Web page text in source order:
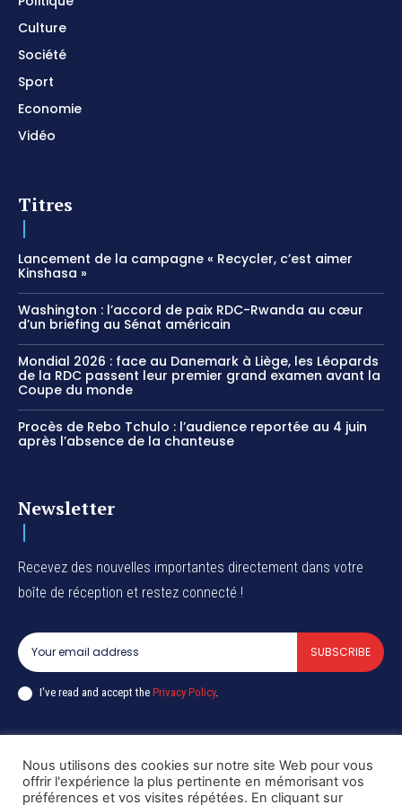
Culture
Société
Sport
Economie
Vidéo
Titres
Lancement de la campagne « Recycler, c’est aimer
Kinshasa »
Washington : l’accord de paix RDC-Rwanda au cœur
d’un briefing au Sénat américain
Mondial 2026 : face au Danemark à Liège, les Léopards
de la RDC passent leur premier grand examen avant la
Coupe du monde
Procès de Rebo Tchulo : l’audience reportée au 4 juin
après l’absence de la chanteuse
Newsletter
Recevez des nouvelles importantes directement dans votre
boîte de réception et restez connecté !
SUBSCRIBE
I've read and accept the Privacy Policy.
Copyright © DiaspoRDC. All rights reserved
Nous utilisons des cookies sur notre site Web pour vous
offrir l'expérience la plus pertinente en mémorisant vos
préférences et vos visites répétées. En cliquant sur